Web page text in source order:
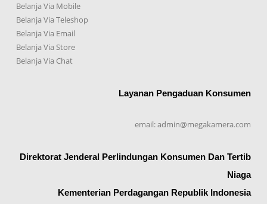
Belanja Via Mobile
Belanja Via Teleshop
Belanja Via Email
Belanja Via Store
Belanja Via Chat
Layanan Pengaduan Konsumen
email: admin@megakamera.com
Direktorat Jenderal Perlindungan Konsumen Dan Tertib
Niaga
Kementerian Perdagangan Republik Indonesia